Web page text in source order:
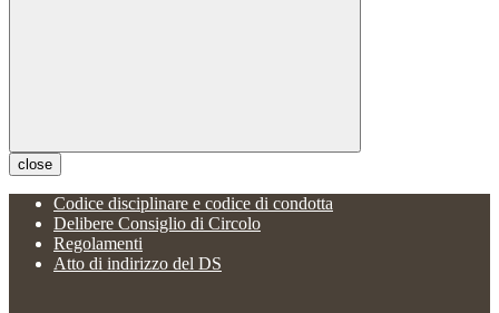
close
Codice disciplinare e codice di condotta
Delibere Consiglio di Circolo
Regolamenti
Atto di indirizzo del DS